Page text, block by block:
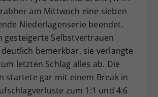
am Mittwoch eine sieben
Niederlagenserie beendet.
gesteigerte Selbstvertrauen
bemerkbar, sie verlangte
letzten Schlag alles ab. Die
startete gar mit einem Break in
zum 1:1 und 4:6